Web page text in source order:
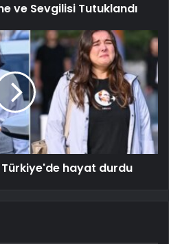
ve Sevgilisi Tutuklandı
hayat durdu